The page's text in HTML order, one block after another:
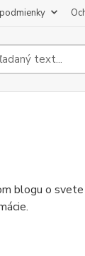
blogu o svete